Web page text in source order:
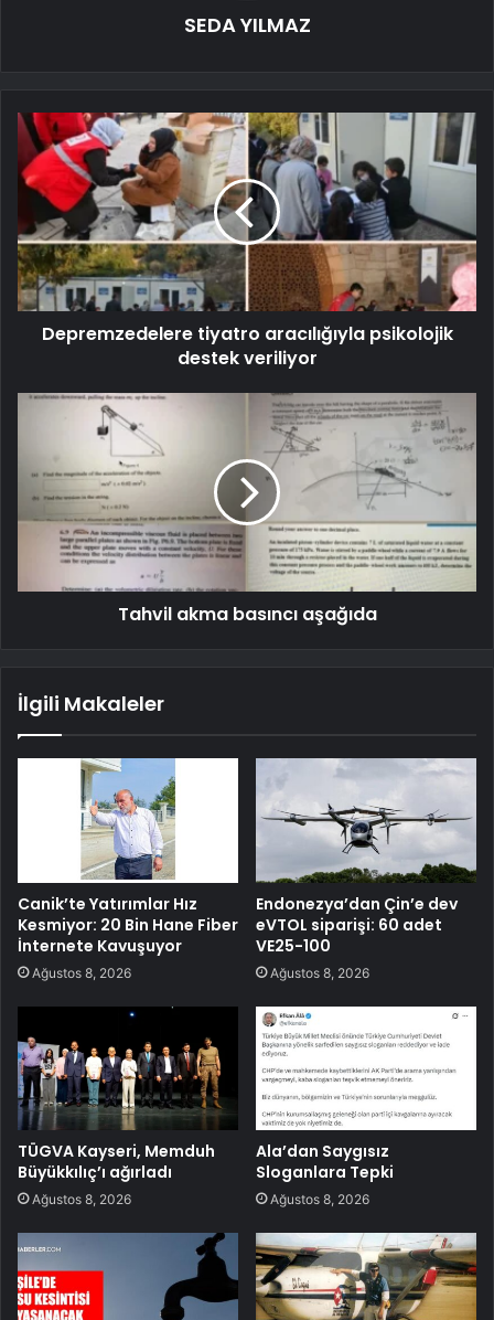
SEDA YILMAZ
Depremzedelere tiyatro aracılığıyla psikolojik
destek veriliyor
Tahvil akma basıncı aşağıda
İlgili Makaleler
Canik’te Yatırımlar Hız
Kesmiyor: 20 Bin Hane Fiber
İnternete Kavuşuyor
Ağustos 8, 2026
Endonezya’dan Çin’e dev
eVTOL siparişi: 60 adet
VE25-100
Ağustos 8, 2026
TÜGVA Kayseri, Memduh
Büyükkılıç’ı ağırladı
Ağustos 8, 2026
Ala’dan Saygısız
Sloganlara Tepki
Ağustos 8, 2026